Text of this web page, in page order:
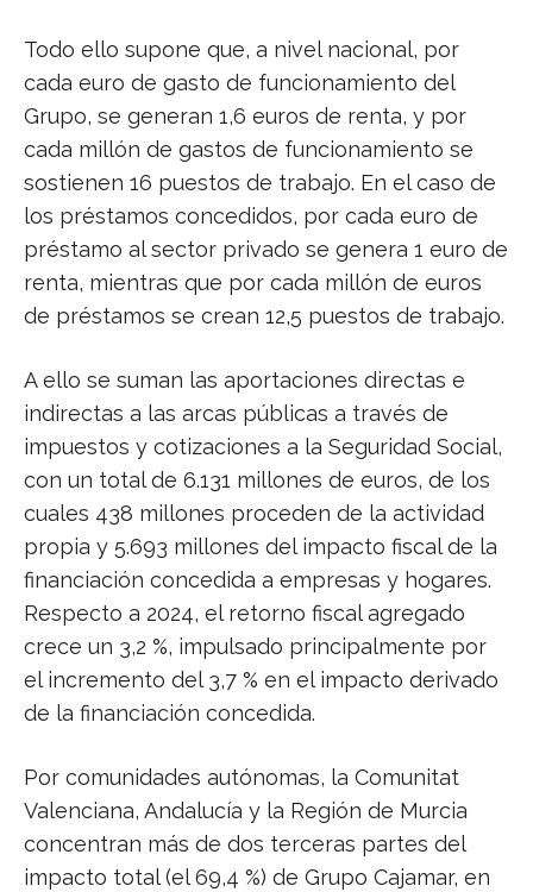
Todo ello supone que, a nivel nacional, por
cada euro de gasto de funcionamiento del
Grupo, se generan 1,6 euros de renta, y por
cada millón de gastos de funcionamiento se
sostienen 16 puestos de trabajo. En el caso de
los préstamos concedidos, por cada euro de
préstamo al sector privado se genera 1 euro de
renta, mientras que por cada millón de euros
de préstamos se crean 12,5 puestos de trabajo.
A ello se suman las aportaciones directas e
indirectas a las arcas públicas a través de
impuestos y cotizaciones a la Seguridad Social,
con un total de 6.131 millones de euros, de los
cuales 438 millones proceden de la actividad
propia y 5.693 millones del impacto fiscal de la
financiación concedida a empresas y hogares.
Respecto a 2024, el retorno fiscal agregado
crece un 3,2 %, impulsado principalmente por
el incremento del 3,7 % en el impacto derivado
de la financiación concedida.
Por comunidades autónomas, la Comunitat
Valenciana, Andalucía y la Región de Murcia
concentran más de dos terceras partes del
impacto total (el 69,4 %) de Grupo Cajamar, en